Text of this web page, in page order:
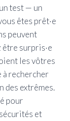
test — un
êtes prêt·e
peuvent
être surpris·e
les vôtres
à rechercher
des extrêmes.
pour
et